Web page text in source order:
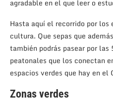
agradable en el que leer o
Hasta aquí el recorrido por
cultura. Que sepas que
también podrás pasear por
peatonales que los conectan
espacios verdes que hay en el
Zonas verdes